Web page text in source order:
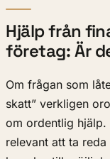
Hjälp från
företag: Är
Om frågan som
skatt” verkligen
om ordentlig hjälp.
relevant att ta